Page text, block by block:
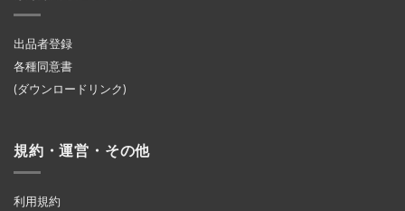
出品者登録
各種同意書
(ダウンロードリンク)
規約・運営・その他
利用規約